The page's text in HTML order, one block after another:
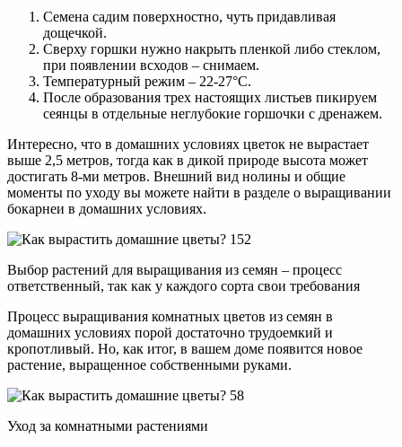
Семена садим поверхностно, чуть придавливая
дощечкой.
Сверху горшки нужно накрыть пленкой либо стеклом,
при появлении всходов – снимаем.
Температурный режим – 22-27°C.
После образования трех настоящих листьев пикируем
сеянцы в отдельные неглубокие горшочки с дренажем.
Интересно, что в домашних условиях цветок не вырастает
выше 2,5 метров, тогда как в дикой природе высота может
достигать 8-ми метров. Внешний вид нолины и общие
моменты по уходу вы можете найти в разделе о выращивании
бокарнеи в домашних условиях.
Выбор растений для выращивания из семян – процесс
ответственный, так как у каждого сорта свои требования
Процесс выращивания комнатных цветов из семян в
домашних условиях порой достаточно трудоемкий и
кропотливый. Но, как итог, в вашем доме появится новое
растение, выращенное собственными руками.
Уход за комнатными растениями